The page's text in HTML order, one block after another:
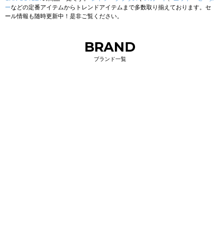
ーなどの定番アイテムからトレンドアイテムまで多数取り揃えております。セ
ール情報も随時更新中！是非ご覧ください。
BRAND
ブランド一覧